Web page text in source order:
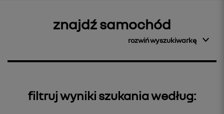
znajdź samochód
rozwiń wyszukiwarkę
filtruj wyniki szukania według: